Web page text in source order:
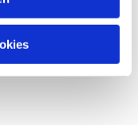
Mai)